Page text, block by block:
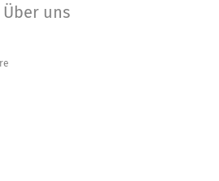
Über uns